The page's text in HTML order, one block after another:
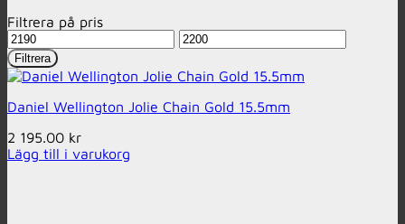
Filtrera på pris
Min
pris
Max
pris
Filtrera
Daniel Wellington Jolie Chain Gold 15.5mm
2 195.00 kr
Lägg till i varukorg